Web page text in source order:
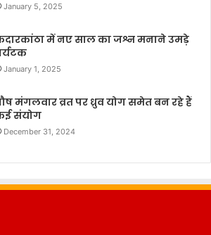
January 5, 2025
में नए साल का जश्न मनाने उमड़े
January 1, 2025
मंगलवार व्रत पर ध्रुव योग समेत बन रहे हैं
संयोग
December 31, 2024